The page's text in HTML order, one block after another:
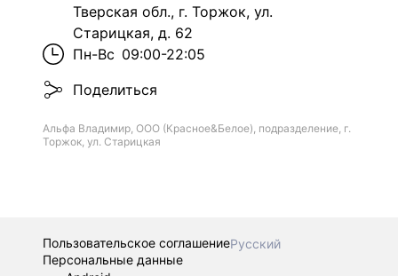
Тверская обл., г. Торжок, ул.
Старицкая, д. 62
Пн-Вс 09:00-22:05
Поделиться
Альфа Владимир, ООО (Красное&Белое), подразделение, г.
Торжок, ул. Старицкая
Пользовательское соглашениеРусский
Персональные данные